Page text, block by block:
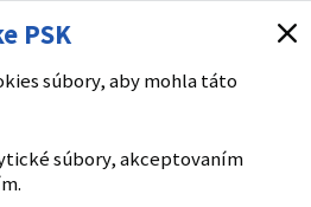
PSK
súbory, aby mohla táto
súbory, akceptovaním